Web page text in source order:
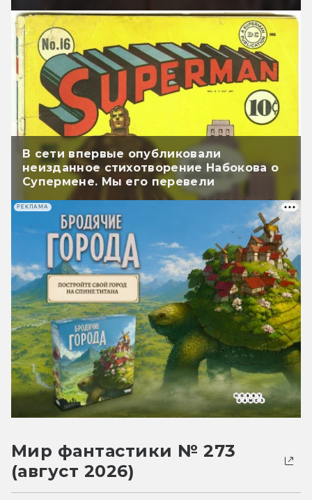
В сети впервые опубликовали
неизданное стихотворение Набокова о
Супермене. Мы его перевели
РЕКЛАМА
Мир фантастики № 273
(август 2026)